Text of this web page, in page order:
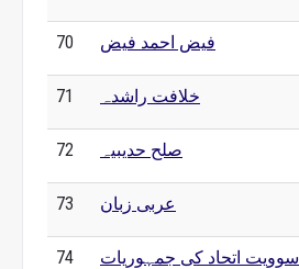
70 فیض احمد فیض
71 خلافت راشدہ
72 صلح حدیبیہ
73 عربی زبان
74 سوویت اتحاد کی جمہوریات